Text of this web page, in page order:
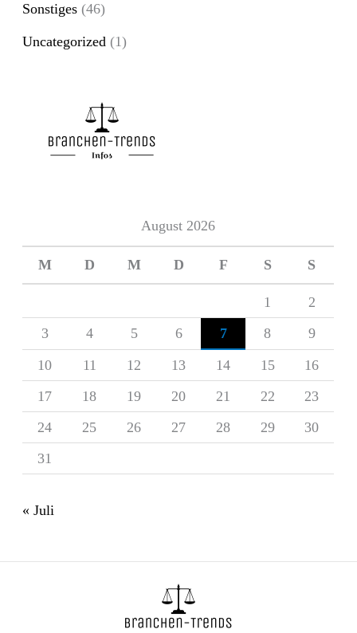
h
:
Sonstiges (46)
Uncategorized (1)
August 2026
M D M D F S S
1
2
3
4 5 6 7 8
9
10
11 12 13 14 15
16
17
18 19 20 21 22
23
24
25 26 27 28 29
30
31
« Juli